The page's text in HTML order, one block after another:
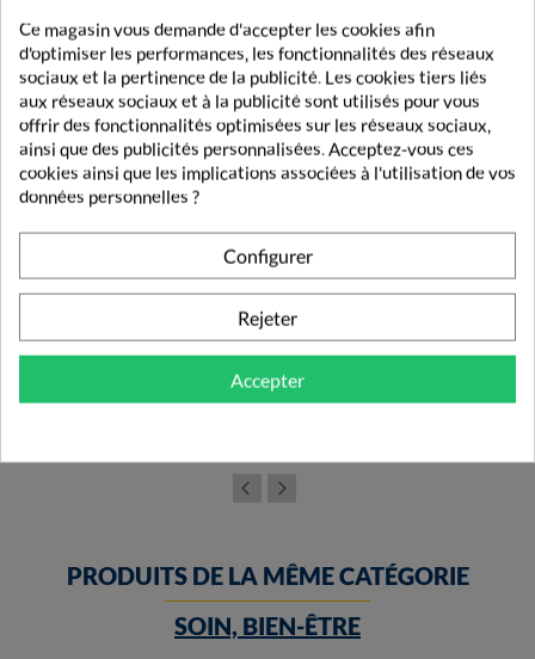
Weleda Everon Soin Des Lèvres 2X4,8g
8,95 €
PRODUITS DE LA MÊME CATÉGORIE
SOIN, BIEN-ÊTRE
Ce magasin vous demande d'accepter les cookies afin
d'optimiser les performances, les fonctionnalités des réseaux
sociaux et la pertinence de la publicité. Les cookies tiers liés
aux réseaux sociaux et à la publicité sont utilisés pour vous
offrir des fonctionnalités optimisées sur les réseaux sociaux,
ainsi que des publicités personnalisées. Acceptez-vous ces
cookies ainsi que les implications associées à l'utilisation de vos
données personnelles ?
Configurer
Rejeter
Accepter